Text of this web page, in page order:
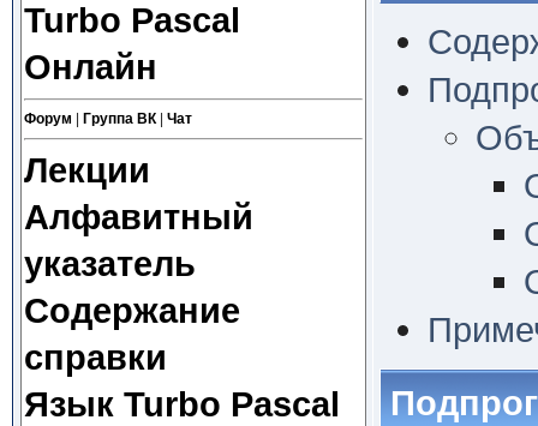
Turbo Pascal
Онлайн
Форум Группа ВК| Чат
Лекции
Алфавитный
указатель
Содержание
справки
Язык Turbo Pascal